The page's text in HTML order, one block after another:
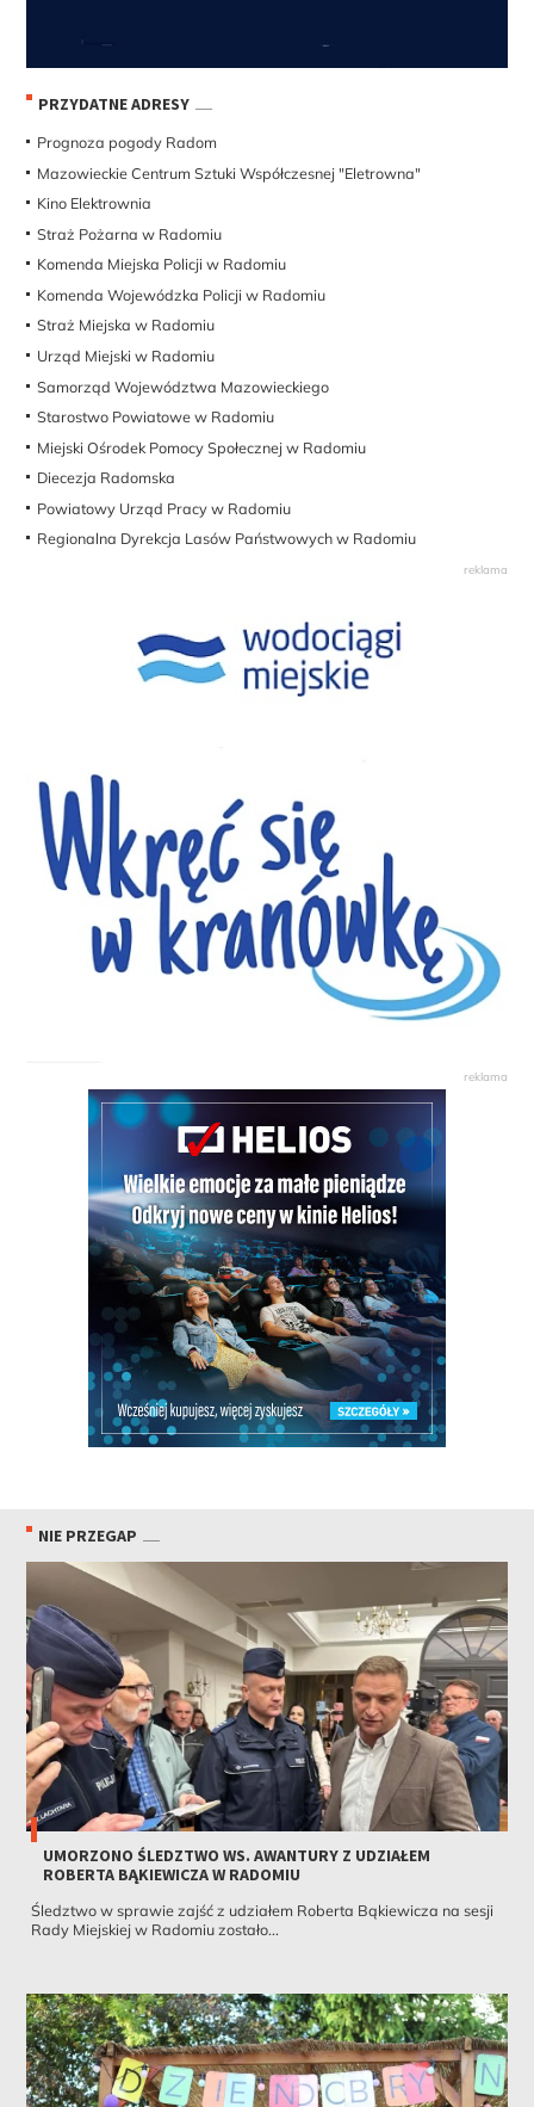
PRZYDATNE ADRESY
Prognoza pogody Radom
Mazowieckie Centrum Sztuki Współczesnej "Eletrowna"
Kino Elektrownia
Straż Pożarna w Radomiu
Komenda Miejska Policji w Radomiu
Komenda Wojewódzka Policji w Radomiu
Straż Miejska w Radomiu
Urząd Miejski w Radomiu
Samorząd Województwa Mazowieckiego
Starostwo Powiatowe w Radomiu
Miejski Ośrodek Pomocy Społecznej w Radomiu
Diecezja Radomska
Powiatowy Urząd Pracy w Radomiu
Regionalna Dyrekcja Lasów Państwowych w Radomiu
NIE PRZEGAP
UMORZONO ŚLEDZTWO WS. AWANTURY Z UDZIAŁEM
ROBERTA BĄKIEWICZA W RADOMIU
Śledztwo w sprawie zajść z udziałem Roberta Bąkiewicza na sesji
Rady Miejskiej w Radomiu zostało...